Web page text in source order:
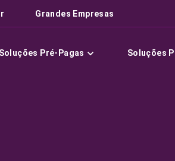
Grandes Empresas
Soluções Pré-Pagas Soluções